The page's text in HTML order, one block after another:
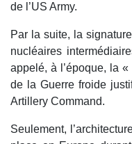
de l’US Army.
Par la suite, la
nucléaires
appelé, à l’époque, la
de la Guerre froide
Artillery Command.
Seulement,